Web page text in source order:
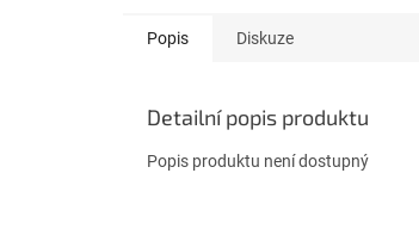
Popis Diskuze
Detailní popis produktu
Popis produktu není dostupný